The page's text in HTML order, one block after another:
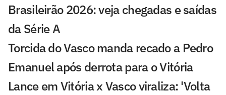
Brasileirão 2026: veja chegadas e saídas
da Série A
Torcida do Vasco manda recado a Pedro
Emanuel após derrota para o Vitória
Lance em Vitória x Vasco viraliza: 'Volta